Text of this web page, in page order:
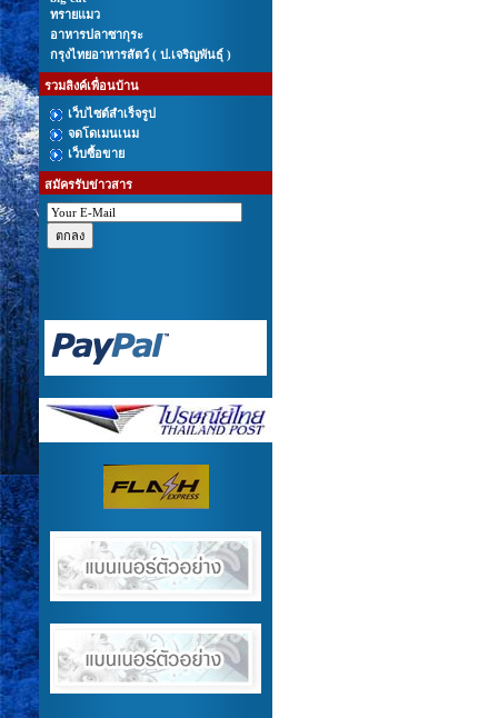
ทรายแมว
อาหารปลาซากุระ
กรุงไทยอาหารสัตว์ ( ป.เจริญพันธุ์ )
รวมลิงค์เพื่อนบ้าน
เว็บไซต์สำเร็จรูป
จดโดเมนเนม
เว็บซื้อขาย
สมัครรับข่าวสาร